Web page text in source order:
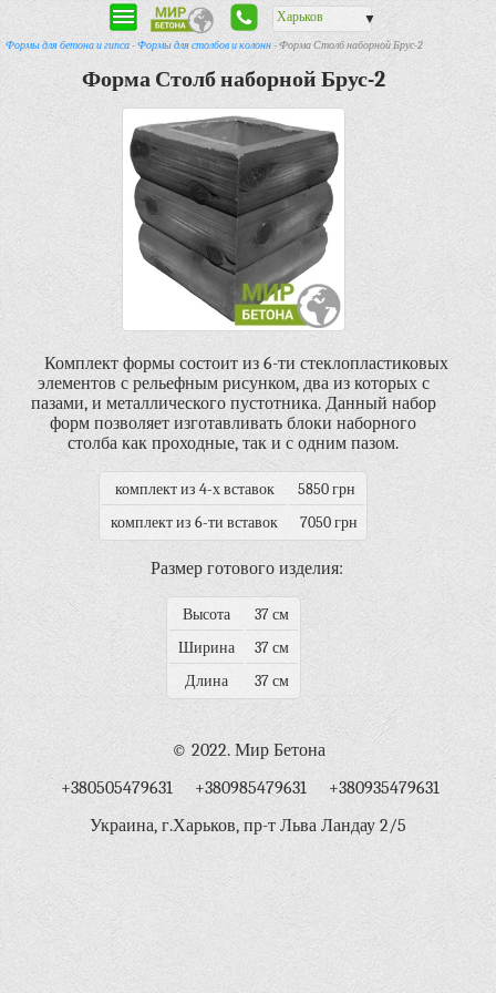
Харьков ▼
Формы для бетона и гипса-Формы для столбов и колонн- Форма Столб наборной Брус-2
Форма Столб наборной Брус-2
Комплект формы состоит из 6-ти стеклопластиковых
элементов с рельефным рисунком, два из которых с
пазами, и металлического пустотника. Данный набор
форм позволяет изготавливать блоки наборного
столба как проходные, так и с одним пазом.
комплект из 4-х вставок
5850 грн
комплект из 6-ти вставок
7050 грн
Размер готового изделия:
Высота
37 см
Ширина
37 см
Длина
37 см
© 2022. Мир Бетона
+380505479631 +380985479631 +380935479631
Украина, г.Харьков, пр-т Льва Ландау 2/5